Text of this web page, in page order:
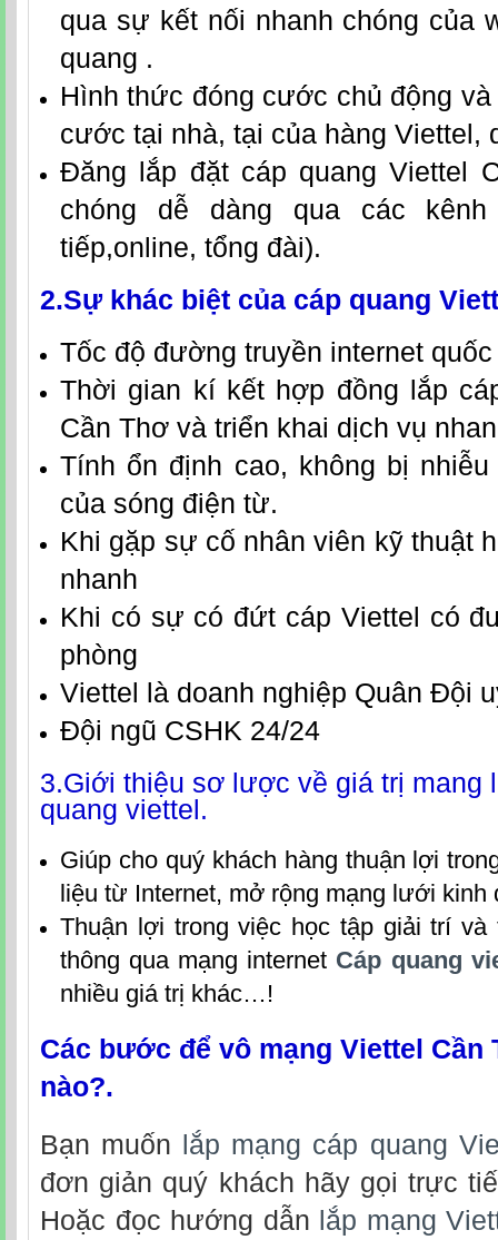
qua sự kết nối nhanh chóng của
quang .
Hình thức đóng cước chủ động
cước tại nhà, tại của hàng Viettel,
Đăng lắp đặt cáp quang Viettel
chóng dễ dàng qua các
tiếp,online, tổng đài).
2.Sự khác biệt của cáp quang
Tốc độ đường truyền internet
Thời gian kí kết hợp đồng lắp
Cần Thơ và triển khai dịch vụ
Tính ổn định cao, không bị
của sóng điện từ.
Khi gặp sự cố nhân viên kỹ thuật
nhanh
Khi có sự có đứt cáp Viettel có
phòng
Viettel là doanh nghiệp Quân Đội
Đội ngũ CSHK 24/24
3.Giới thiệu sơ lược về giá trị mang
quang viettel.
Giúp cho quý khách hàng thuận lợi
liệu từ Internet, mở rộng mạng lưới
Thuận lợi trong việc học tập giải trí và
thông qua mạng internet Cáp quang
nhiều giá trị khác…!
Các bước để vô mạng Viettel Cần
nào?.
Bạn muốn
lắp mạng cáp quang
đơn giản quý khách hãy gọi trực
Hoặc đọc hướng dẫn lắp mạng